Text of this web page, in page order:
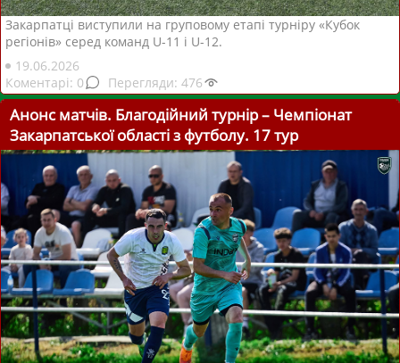
Закарпатці виступили на груповому етапі турніру «Кубок
регіонів» серед команд U-11 і U-12.
19.06.2026
0
476
Анонс матчів. Благодійний турнір – Чемпіонат
Закарпатської області з футболу. 17 тур